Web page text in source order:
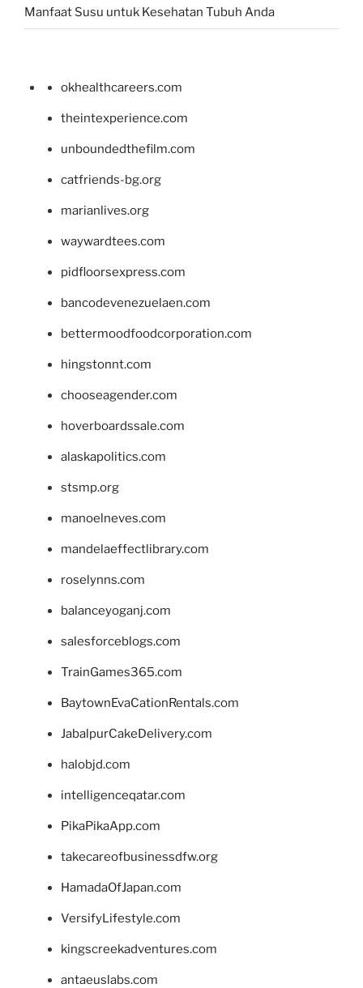
Manfaat Susu untuk Kesehatan Tubuh Anda
okhealthcareers.com
theintexperience.com
unboundedthefilm.com
catfriends-bg.org
marianlives.org
waywardtees.com
pidfloorsexpress.com
bancodevenezuelaen.com
bettermoodfoodcorporation.com
hingstonnt.com
chooseagender.com
hoverboardssale.com
alaskapolitics.com
stsmp.org
manoelneves.com
mandelaeffectlibrary.com
roselynns.com
balanceyoganj.com
salesforceblogs.com
TrainGames365.com
BaytownEvaCationRentals.com
JabalpurCakeDelivery.com
halobjd.com
intelligenceqatar.com
PikaPikaApp.com
takecareofbusinessdfw.org
HamadaOfJapan.com
VersifyLifestyle.com
kingscreekadventures.com
antaeuslabs.com